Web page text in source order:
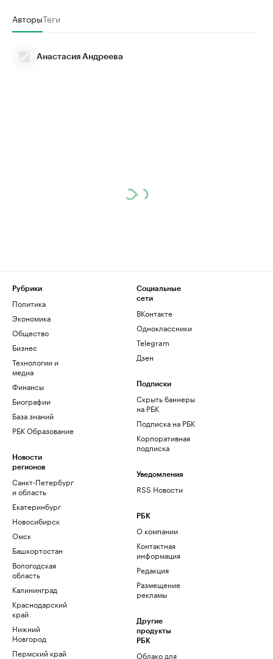
АвторыТеги
Анастасия Андреева
Рубрики
Политика
Экономика
Общество
Бизнес
Технологии и
медиа
Финансы
Биографии
База знаний
РБК Образование
Новости
регионов
Санкт-Петербург
и область
Екатеринбург
Новосибирск
Омск
Башкортостан
Вологодская
область
Калининград
Краснодарский
край
Нижний
Новгород
Пермский край
Социальные
сети
ВКонтакте
Одноклассники
Telegram
Дзен
Подписки
Скрыть баннеры
на РБК
Подписка на РБК
Корпоративная
подписка
Уведомления
RSS Новости
РБК
О компании
Контактная
информация
Редакция
Размещение
рекламы
Другие
продукты
РБК
Облако для